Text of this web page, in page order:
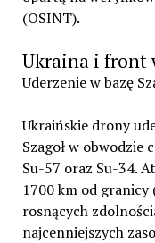
(OSINT).
Ukraina i front
Uderzenie w bazę
Ukraińskie drony
Szagoł w obwodzie
Su-57 oraz Su-34.
1700 km od granicy
rosnących
najcenniejszych